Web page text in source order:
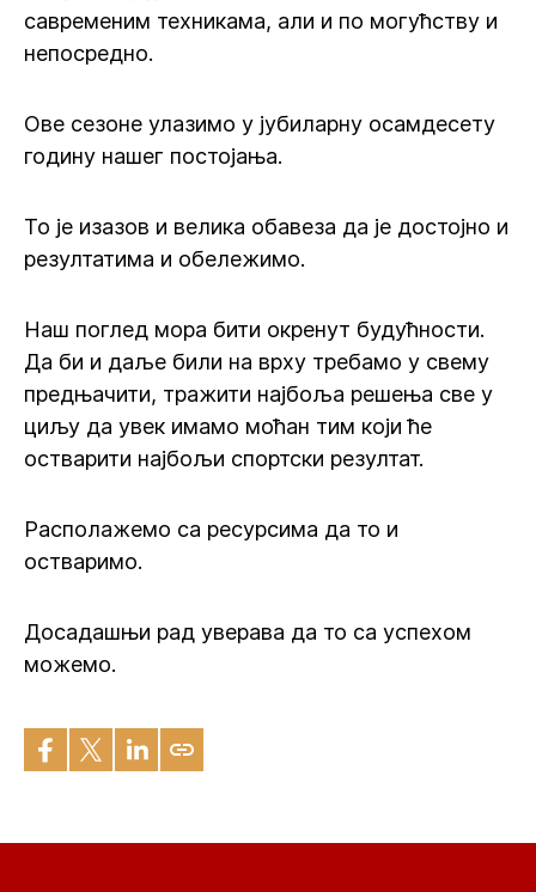
савременим техникама, али и по могућству и
непосредно.
Ове сезоне улазимо у јубиларну осамдесету
годину нашег постојања.
То је изазов и велика обавеза да је достојно и
резултатима и обележимо.
Наш поглед мора бити окренут будућности.
Да би и даље били на врху требамо у свему
предњачити, тражити најбоља решења све у
циљу да увек имамо моћан тим који ће
остварити најбољи спортски резултат.
Располажемо са ресурсима да то и
остваримо.
Досадашњи рад уверава да то са успехом
можемо.